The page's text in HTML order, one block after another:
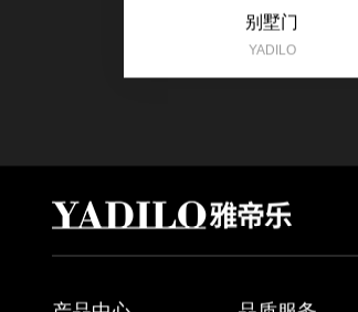
别墅门
YADILO